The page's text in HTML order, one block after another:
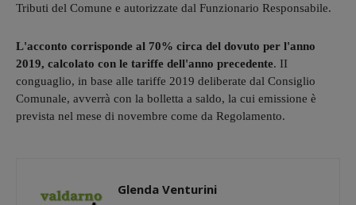
Tributi del Comune e autorizzate dal Funzionario Responsabile.
L'acconto corrisponde al 70% circa del dovuto per l'anno
2019, calcolato con le tariffe dell'anno precedente. II
conguaglio, in base alle tariffe 2019 deliberate dal Consiglio
Comunale, avverrà con la bolletta a saldo, la cui emissione è
prevista nel mese di novembre come da Regolamento.
Glenda Venturini